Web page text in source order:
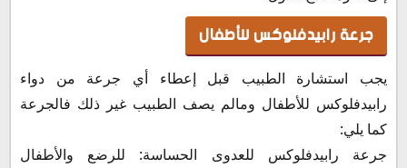
جرعة رابيدفلوكس للأطفال
يجب استشارة الطبيب قبل إعطاء أي جرعة من دواء
رابيدفلوكس للأطفال ومالم يصف الطبيب غير ذلك فالجرعة
كما يلي:
جرعة رابيدفلوكس للعدوى الحساسة: للرضع والأطفال